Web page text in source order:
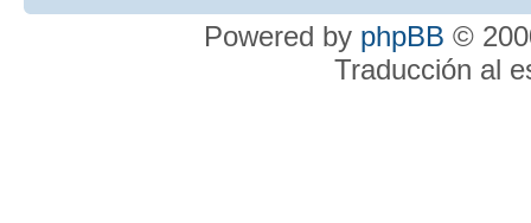
Powered by phpBB ©
Traducción al